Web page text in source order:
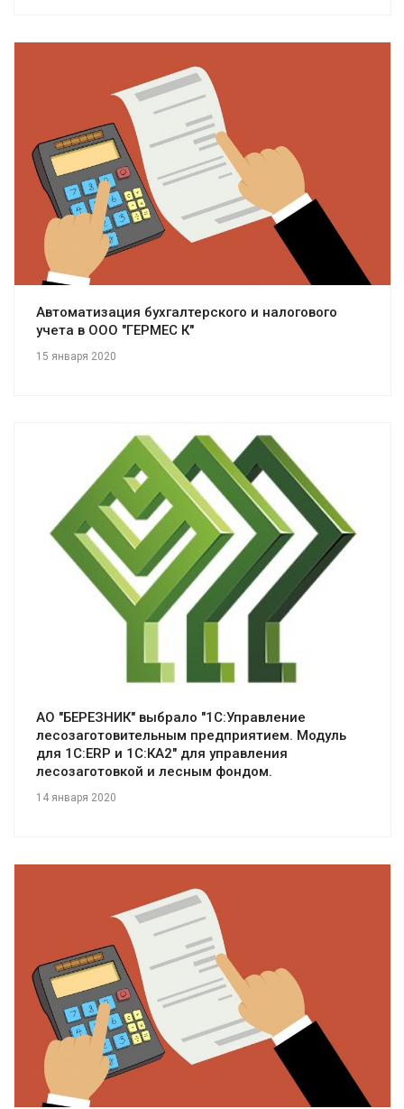
Смотреть проект
Автоматизация бухгалтерского и налогового
учета в ООО "ГЕРМЕС К"
15 января 2020
Смотреть проект
АО "БЕРЕЗНИК" выбрало "1С:Управление
лесозаготовительным предприятием. Модуль
для 1С:ERP и 1С:КА2" для управления
лесозаготовкой и лесным фондом.
14 января 2020
Смотреть проект